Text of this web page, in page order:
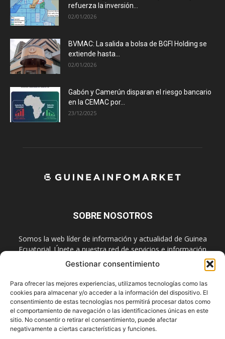
Gestionar consentimiento
Para ofrecer las mejores experiencias, utilizamos tecnologías como las
cookies para almacenar y/o acceder a la información del dispositivo. El
consentimiento de estas tecnologías nos permitirá procesar datos como
el comportamiento de navegación o las identificaciones únicas en este
sitio. No consentir o retirar el consentimiento, puede afectar
negativamente a ciertas características y funciones.
refuerza la inversión...
02/01/2026
BVMAC: La salida a bolsa de BGFI Holding se
extiende hasta...
02/01/2026
Gabón y Camerún disparan el riesgo bancario
en la CEMAC por...
23/12/2025
SOBRE NOSOTROS
Somos la web líder de información y actualidad de Guinea
Ecuatorial. Únete a nuestra red de servicios e información
digital también en las redes sociales.
Contáctanos:info@guineainfomarket.com
SÍGUENOS